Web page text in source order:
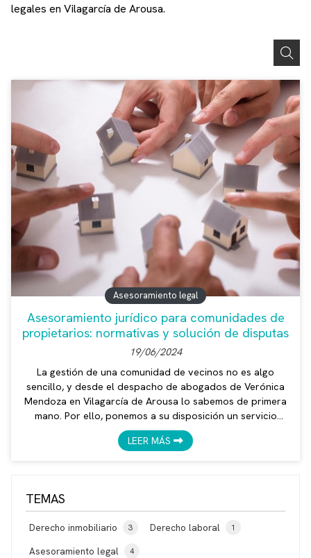
legales en Vilagarcía de Arousa.
TEMAS
Derecho inmobiliario 3 Derecho laboral 1
Asesoramiento legal 4
Asesoramiento jurídico para comunidades de
propietarios: normativas y solución de disputas
19/06/2024
Asesoramiento legal
La gestión de una comunidad de vecinos no es algo
sencillo, y desde el despacho de abogados de Verónica
Mendoza en Vilagarcía de Arousa lo sabemos de primera
mano. Por ello, ponemos a su disposición un servicio
integral de asesoramiento jurídico en materia de
Propiedad Horizontal, abarcando todas las áreas legales
LEER MÁS